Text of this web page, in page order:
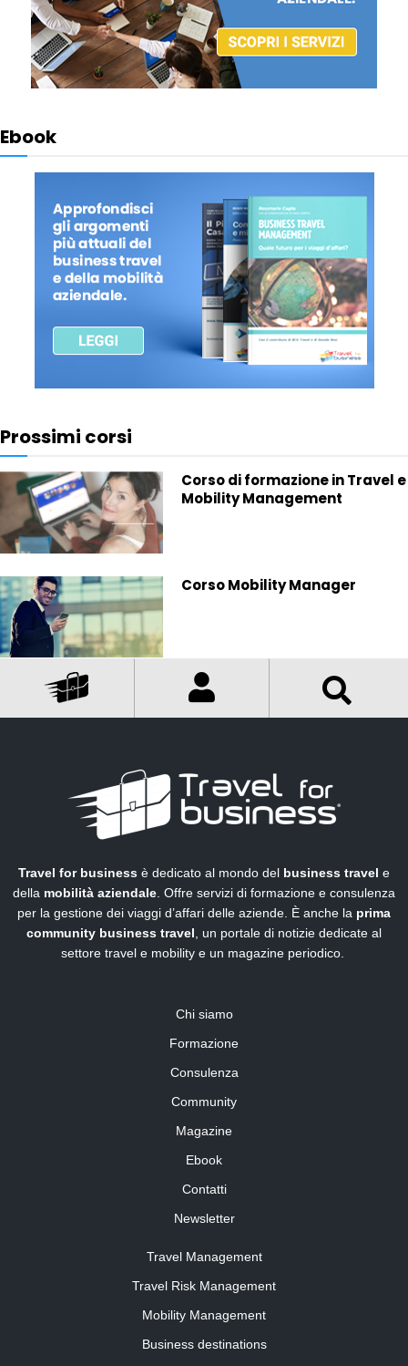
Ebook
Prossimi corsi
Corso di formazione in Travel e
Mobility Management
Corso Mobility Manager
Travel for business è dedicato al mondo del business travel e
della mobilità aziendale . Offre servizi di formazione e consulenza
per la gestione dei viaggi d’affari delle aziende. È anche la prima
community business travel , un portale di notizie dedicate al
settore travel e mobility e un magazine periodico.
Chi siamo
Formazione
Consulenza
Community
Magazine
Ebook
Contatti
Newsletter
Travel Management
Travel Risk Management
Mobility Management
Business destinations